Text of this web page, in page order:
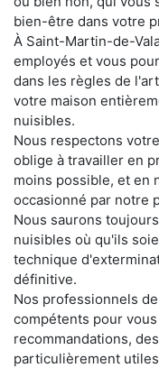
bien-être dans votre
À Saint-Martin-de-
employés et vous
dans les règles de
votre maison
nuisibles.
Nous respectons
oblige à travailler en
moins possible, et en
occasionné par notre
Nous saurons
nuisibles où qu'ils
technique
définitive.
Nos professionnels
compétents pour
recommandations,
particulièrement